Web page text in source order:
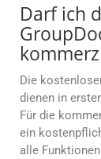
Darf ich
Die
dienen in
Für die
ein
alle